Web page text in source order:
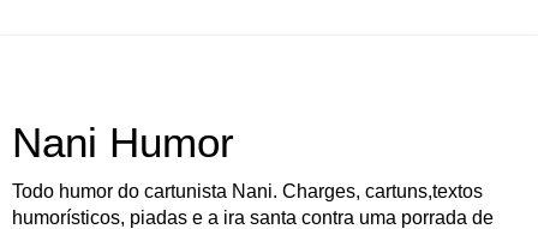
Nani Humor
Todo humor do cartunista Nani. Charges, cartuns,textos
humorísticos, piadas e a ira santa contra uma porrada de